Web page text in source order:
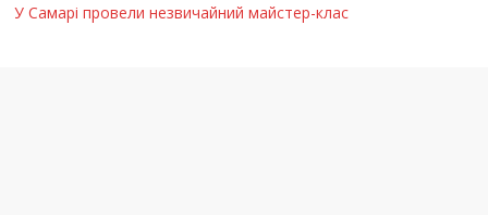
У Самарі провели незвичайний майстер-клас